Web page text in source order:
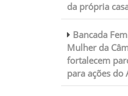
da própria
Bancada
Mulher da
fortalecem
para ações do